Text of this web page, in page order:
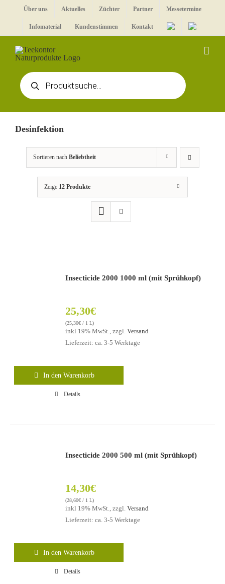
Über uns Aktuelles Züchter Partner Messetermine
Infomaterial Kundenstimmen Kontakt
Products
search
Desinfektion
Sortieren nach Beliebtheit
Zeige 12 Produkte
Insecticide 2000 1000 ml (mit Sprühkopf)
25,30€
(25,30€ / 1 L)
inkl 19% MwSt., zzgl.Versand
Lieferzeit: ca. 3-5 Werktage
In den Warenkorb
Details
Insecticide 2000 500 ml (mit Sprühkopf)
14,30€
(28,60€ / 1 L)
inkl 19% MwSt., zzgl.Versand
Lieferzeit: ca. 3-5 Werktage
In den Warenkorb
Details